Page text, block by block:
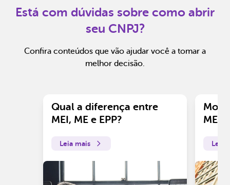
Está com dúvidas sobre como abrir
seu CNPJ?
Confira conteúdos que vão ajudar você a tomar a
melhor decisão.
Qual a diferença entre
MEI, ME e EPP?
Leia mais
ME?
Leia